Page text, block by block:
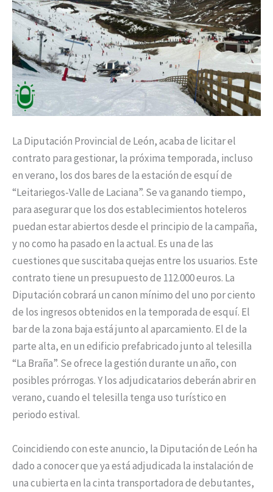
La Diputación Provincial de León, acaba de licitar el
contrato para gestionar, la próxima temporada, incluso
en verano, los dos bares de la estación de esquí de
“Leitariegos-Valle de Laciana”. Se va ganando tiempo,
para asegurar que los dos establecimientos hoteleros
puedan estar abiertos desde el principio de la campaña,
y no como ha pasado en la actual. Es una de las
cuestiones que suscitaba quejas entre los usuarios. Este
contrato tiene un presupuesto de 112.000 euros. La
Diputación cobrará un canon mínimo del uno por ciento
de los ingresos obtenidos en la temporada de esquí. El
bar de la zona baja está junto al aparcamiento. El de la
parte alta, en un edificio prefabricado junto al telesilla
“La Braña”. Se ofrece la gestión durante un año, con
posibles prórrogas. Y los adjudicatarios deberán abrir en
verano, cuando el telesilla tenga uso turístico en
periodo estival.
Coincidiendo con este anuncio, la Diputación de León ha
dado a conocer que ya está adjudicada la instalación de
una cubierta en la cinta transportadora de debutantes,